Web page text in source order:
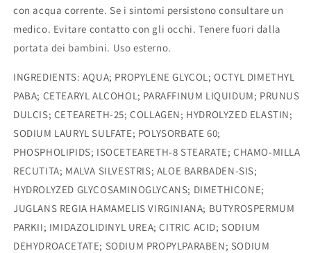
con acqua corrente. Se i sintomi persistono consultare un
medico. Evitare contatto con gli occhi. Tenere fuori dalla
portata dei bambini. Uso esterno.
INGREDIENTS: AQUA; PROPYLENE GLYCOL; OCTYL DIMETHYL
PABA; CETEARYL ALCOHOL; PARAFFINUM LIQUIDUM; PRUNUS
DULCIS; CETEARETH-25; COLLAGEN; HYDROLYZED ELASTIN;
SODIUM LAURYL SULFATE; POLYSORBATE 60;
PHOSPHOLIPIDS; ISOCETEARETH-8 STEARATE; CHAMO-MILLA
RECUTITA; MALVA SILVESTRIS; ALOE BARBADEN-SIS;
HYDROLYZED GLYCOSAMINOGLYCANS; DIMETHICONE;
JUGLANS REGIA HAMAMELIS VIRGINIANA; BUTYROSPERMUM
PARKII; IMIDAZOLIDINYL UREA; CITRIC ACID; SODIUM
DEHYDROACETATE; SODIUM PROPYLPARABEN; SODIUM